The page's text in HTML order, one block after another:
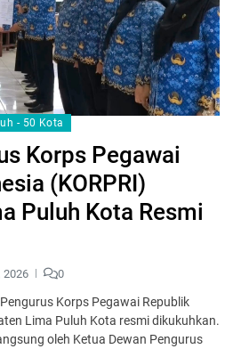
- 50 Kota
Korps Pegawai
(KORPRI)
Puluh Kota Resmi
2026 0
Korps Pegawai Republik
Lima Puluh Kota resmi dikukuhkan.
oleh Ketua Dewan Pengurus